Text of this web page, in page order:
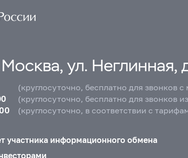
ул. Неглинная,
(круглосуточно, бесплатно для звонков
(круглосуточно, бесплатно для звонков
(круглосуточно, в соответствии с
участника информационного обмена